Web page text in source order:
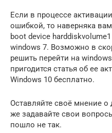
Если в процессе
ошибкой, то наверняка
boot device
windows 7. Возможно в
решить перейти на
пригодится статья об ее
Windows 10 бесплатно.
Оставляйте своё мнение о
же задавайте свои
пошло не так.